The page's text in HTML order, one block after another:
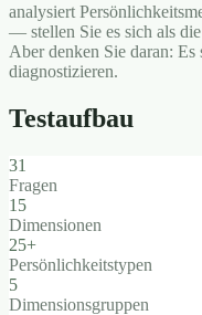
analysiert
— stellen Sie es sich als
Aber denken Sie daran:
diagnostizieren.
Testaufbau
31
Fragen
15
Dimensionen
25+
Persönlichkeitstypen
5
Dimensionsgruppen